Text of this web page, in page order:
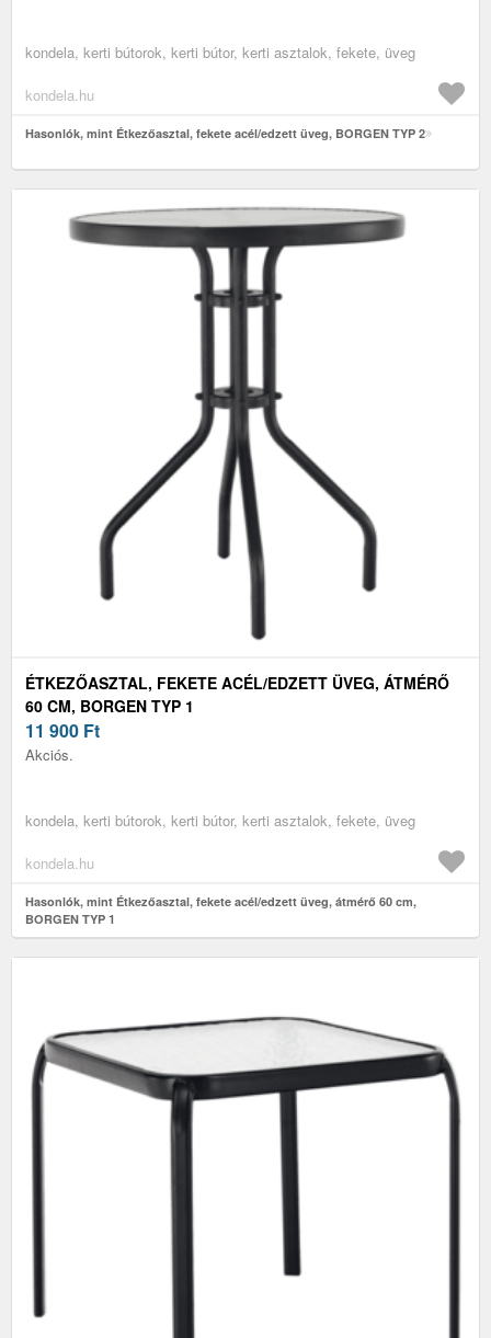
kondela, kerti bútorok, kerti bútor, kerti asztalok, fekete, üveg
kondela.hu
Hasonlók, mint Étkezőasztal, fekete acél/edzett üveg, BORGEN TYP 2
ÉTKEZŐASZTAL, FEKETE ACÉL/EDZETT ÜVEG, ÁTMÉRŐ
60 CM, BORGEN TYP 1
11 900 Ft
Akciós.
kondela, kerti bútorok, kerti bútor, kerti asztalok, fekete, üveg
kondela.hu
Hasonlók, mint Étkezőasztal, fekete acél/edzett üveg, átmérő 60 cm,
BORGEN TYP 1